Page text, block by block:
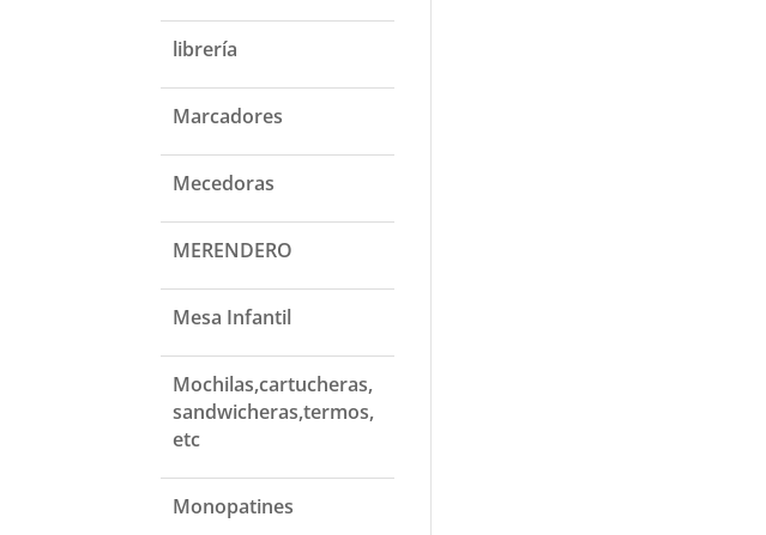
librería
Marcadores
Mecedoras
MERENDERO
Mesa Infantil
Mochilas,cartucheras,
sandwicheras,termos,
etc
Monopatines